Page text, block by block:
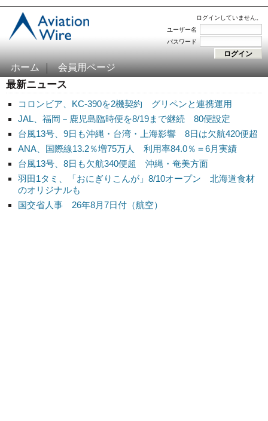
ログインしていません。
ユーザー名
パスワード
ホーム 会員用ページ
最新ニュース
コロンビア、KC-390を2機契約 グリペンと連携運用
JAL、福岡－鹿児島臨時便を8/19まで継続 80便設定
台風13号、9日も沖縄・台湾・上海影響 8日は欠航420便超
ANA、国際線13.2％増75万人 利用率84.0％＝6月実績
台風13号、8日も欠航340便超 沖縄・奄美方面
羽田1タミ、「おにぎりこんが」8/10オープン 北海道食材
のオリジナルも
国交省人事 26年8月7日付（航空）